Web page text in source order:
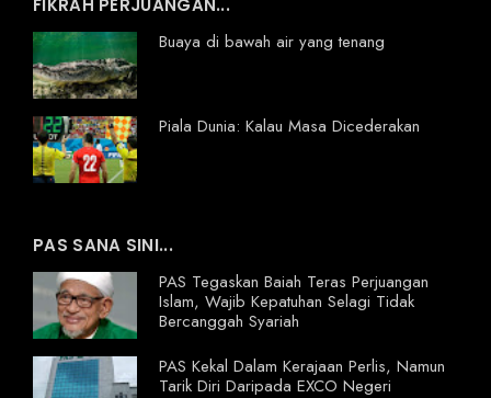
FIKRAH PERJUANGAN...
Buaya di bawah air yang tenang
Piala Dunia: Kalau Masa Dicederakan
PAS SANA SINI...
PAS Tegaskan Baiah Teras Perjuangan
Islam, Wajib Kepatuhan Selagi Tidak
Bercanggah Syariah
PAS Kekal Dalam Kerajaan Perlis, Namun
Tarik Diri Daripada EXCO Negeri